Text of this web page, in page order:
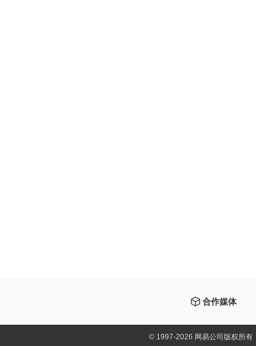
合作媒体
©1997-2026 网易公司版权所有